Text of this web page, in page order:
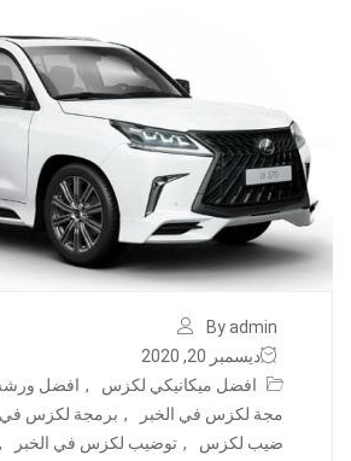
By admin
ديسمبر 20, 2020
افضل ميكانيكي لكزس
, افضل
مجة لكزس في الخبر
, برمجة لكزس في
ضيب لكزس
, توضيب لكزس في الخبر ,